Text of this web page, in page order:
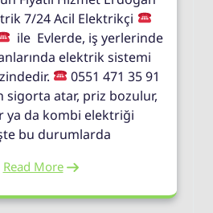
7/24 Acil Elektrikçi
ile Evlerde, iş yerlerinde
elektrik sistemi
0551 471 35 91
sigorta atar, priz bozulur,
ya da kombi elektriği
bu durumlarda
Read More